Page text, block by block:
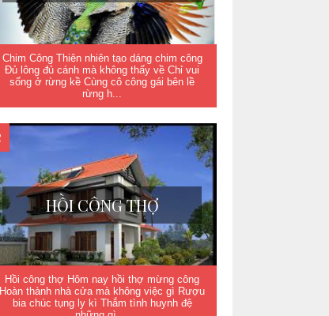
Chim Công Thiên nhiên tạo dáng chim công
Đủ lông đủ cánh mà không thấy về Chỉ vui
sống ở rừng kề Cùng cô công gái bên lề
rừng h...
HỒI CÔNG THỢ
Hồi công thợ Hôm nay hồi thợ mừng công
Hoàn thành nhà cửa mà không việc gì Rượu
bia chúc tụng ly kì Thắm tình huynh đệ